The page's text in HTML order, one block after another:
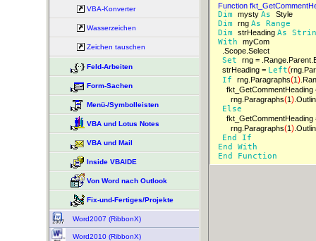
VBA-Konverter
Wasserzeichen
Zeichen tauschen
Feld-Arbeiten
Form-Sachen
Menü-/Symbolleisten
VBA und Lotus Notes
VBA und Mail
Inside VBAIDE
Von Word nach Outlook
Fix-und-Fertiges/Projekte
Word2007 (RibbonX)
Word2010 (RibbonX)
Function
Dim mysty As Style
Dim rng As Range
Dim strHeading As
With
myCom
.Scope.Select
Set rng =
strHeading = Left(
If rng.Paragraphs(1)
rng.Paragraphs(1)
Else
rng.Paragraphs(1)
End
If
End With
End
Function